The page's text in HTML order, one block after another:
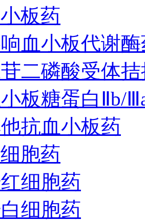
板药
血小板代谢
二磷酸受体
板糖蛋白Ⅱb/
抗血小板药
胞药
细胞药
细胞药